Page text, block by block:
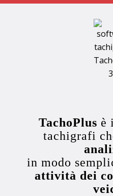
TachoPlus è
tachigrafi
in modo
attività dei